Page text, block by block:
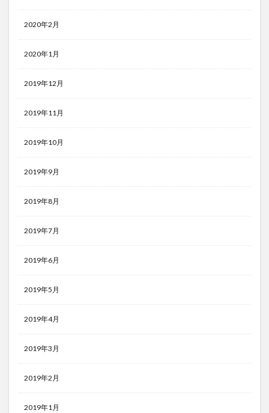
2020年2月
2020年1月
2019年12月
2019年11月
2019年10月
2019年9月
2019年8月
2019年7月
2019年6月
2019年5月
2019年4月
2019年3月
2019年2月
2019年1月